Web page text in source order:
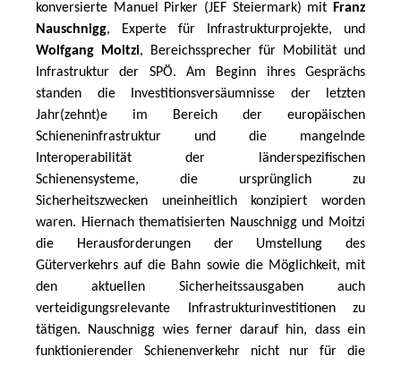
konversierte Manuel Pirker (JEF Steiermark) mit
Franz
Nauschnigg
Wolfgang Moitzi, Bereichssprecher für Mobilität und
Infrastruktur der SPÖ. Am Beginn ihres Gesprächs
standen die Investitionsversäumnisse der letzten
Jahr(zehnt)e im Bereich der europäischen
Schieneninfrastruktur und die mangelnde
Interoperabilität der länderspezifischen
Schienensysteme, die ursprünglich zu
Sicherheitszwecken uneinheitlich konzipiert worden
waren. Hiernach thematisierten Nauschnigg und Moitzi
die Herausforderungen der Umstellung des
Güterverkehrs auf die Bahn sowie die Möglichkeit, mit
den aktuellen Sicherheitssausgaben auch
verteidigungsrelevante Infrastrukturinvestitionen zu
tätigen. Nauschnigg wies ferner darauf hin, dass ein
funktionierender Schienenverkehr nicht nur für die